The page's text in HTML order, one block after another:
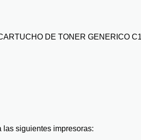
DE TONER GENERICO
las siguientes impresoras: